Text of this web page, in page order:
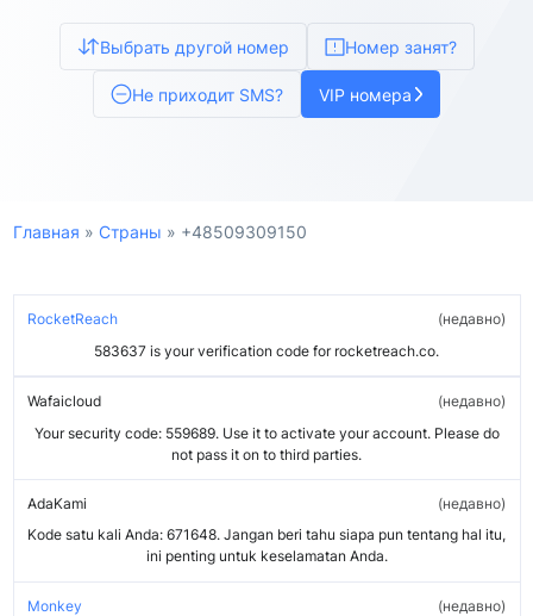
Выбрать другой номер Номер занят?
Не приходит SMS? VIP номера
Главная » Страны » +48509309150
RocketReach
583637 is your verification code for rocketreach.co.
недавно
Wafaicloud
Your security code: 559689. Use it to activate your account. Please do
not pass it on to third parties.
недавно
AdaKami
Kode satu kali Anda: 671648. Jangan beri tahu siapa pun tentang hal itu,
ini penting untuk keselamatan Anda.
недавно
Monkey
недавно